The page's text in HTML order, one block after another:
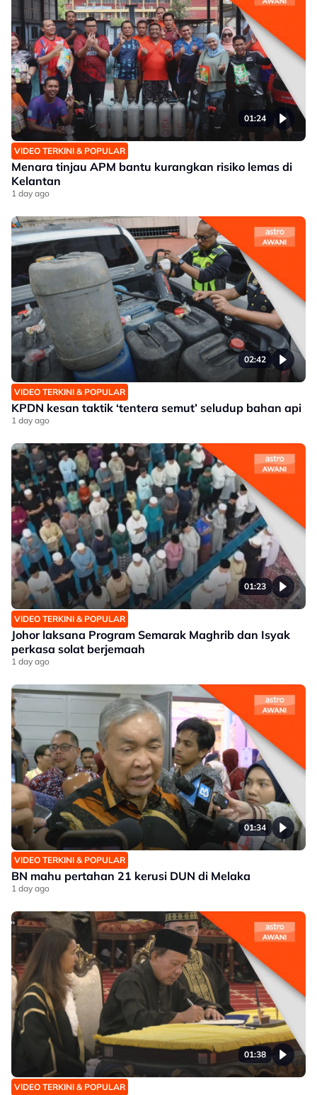
01:24
VIDEO TERKINI & POPULAR
Menara tinjau APM bantu kurangkan risiko lemas di
Kelantan
1 day ago
02:42
VIDEO TERKINI & POPULAR
KPDN kesan taktik ‘tentera semut’ seludup bahan api
1 day ago
01:23
VIDEO TERKINI & POPULAR
Johor laksana Program Semarak Maghrib dan Isyak
perkasa solat berjemaah
1 day ago
01:34
VIDEO TERKINI & POPULAR
BN mahu pertahan 21 kerusi DUN di Melaka
1 day ago
01:38
VIDEO TERKINI & POPULAR